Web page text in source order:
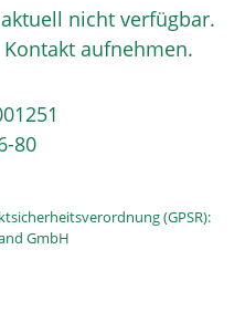
nicht verfügbar.
aufnehmen.
80
(GPSR):
GmbH